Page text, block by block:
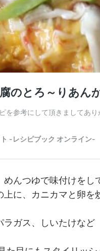
んつゆで味付けを
に、カニカマと卵を
ラガス、しいたけなど